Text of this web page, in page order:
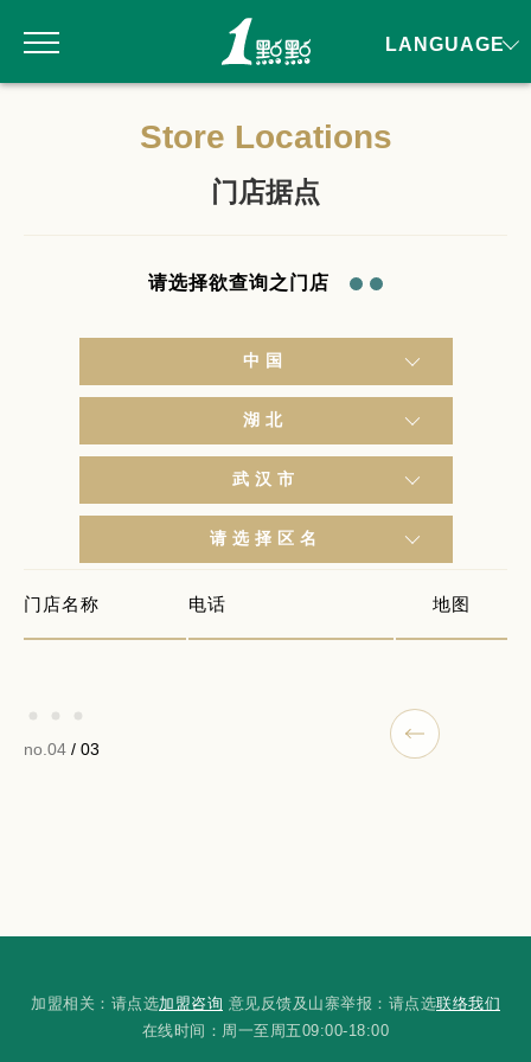
Store Locations
门店据点
请选择欲查询之门店
中国
湖北
武汉市
请选择区名
门店名称 电话 地图
no.04 / 03
加盟相关：请点选加盟咨询 意见反馈及山寨举报：请点选联络我们
在线时间：周一至周五09:00-18:00
LANGUAGE